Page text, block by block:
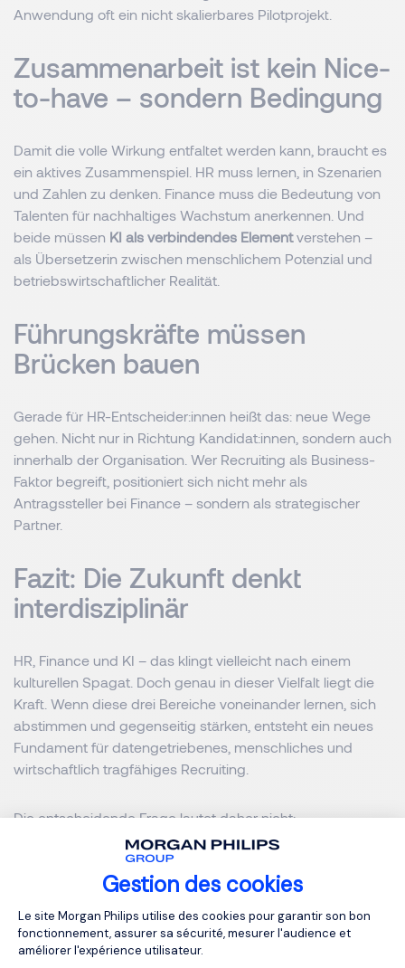
Gestion des cookies
Plateforme de Gestion du
Le site Morgan Philips utilise des cookies pour garantir son bon
fonctionnement, assurer sa sécurité, mesurer l'audience et
améliorer l'expérience utilisateur.
Anwendung oft ein nicht skalierbares Pilotprojekt.
Zusammenarbeit ist kein Nice-
to-have – sondern Bedingung
Damit die volle Wirkung entfaltet werden kann, braucht es
ein aktives Zusammenspiel. HR muss lernen, in Szenarien
und Zahlen zu denken. Finance muss die Bedeutung von
Talenten für nachhaltiges Wachstum anerkennen. Und
beide müssen KI als verbindendes Elementverstehen –
als Übersetzerin zwischen menschlichem Potenzial und
betriebswirtschaftlicher Realität.
Führungskräfte müssen
Brücken bauen
Gerade für HR-Entscheider:innen heißt das: neue Wege
gehen. Nicht nur in Richtung Kandidat:innen, sondern auch
innerhalb der Organisation. Wer Recruiting als Business-
Faktor begreift, positioniert sich nicht mehr als
Antragssteller bei Finance – sondern als strategischer
Partner.
Fazit: Die Zukunft denkt
interdisziplinär
HR, Finance und KI – das klingt vielleicht nach einem
kulturellen Spagat. Doch genau in dieser Vielfalt liegt die
Kraft. Wenn diese drei Bereiche voneinander lernen, sich
abstimmen und gegenseitig stärken, entsteht ein neues
Fundament für datengetriebenes, menschliches und
wirtschaftlich tragfähiges Recruiting.
Die entscheidende Frage lautet daher nicht:
„Können wir uns das leisten?“
„Können wir es uns leisten, es nicht zu tun?“
Häufig gestellte Fragen